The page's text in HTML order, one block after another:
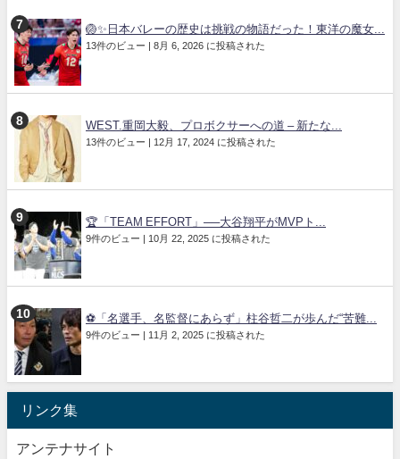
🏐✨日本バレーの歴史は挑戦の物語だった！東洋の魔女...
13件のビュー 8月 6, 2026 に投稿された
WEST.重岡大毅、プロボクサーへの道 – 新たな...
13件のビュー 12月 17, 2024 に投稿された
🏆「TEAM EFFORT」──大谷翔平がMVPト...
9件のビュー 10月 22, 2025 に投稿された
⚽「名選手、名監督にあらず」柱谷哲二が歩んだ“苦難...
9件のビュー 11月 2, 2025 に投稿された
リンク集
アンテナサイト